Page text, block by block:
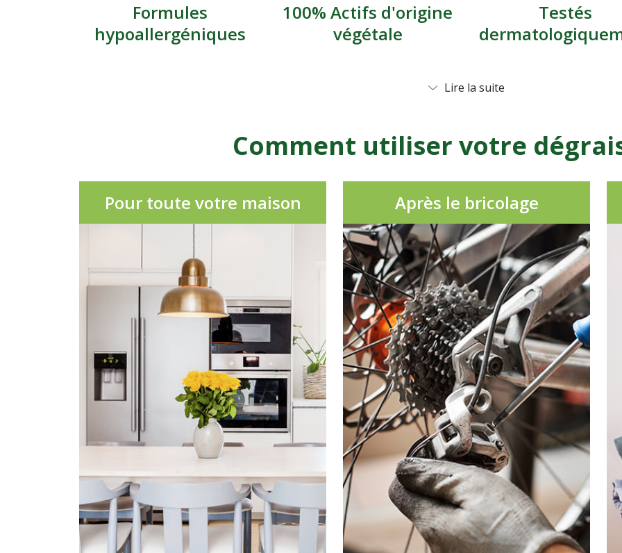
Formules
hypoallergéniques
100% Actifs d'origine
végétale
Testés
Lire la suite
Comment utiliser votre
Pour toute votre maison Après le bricolage